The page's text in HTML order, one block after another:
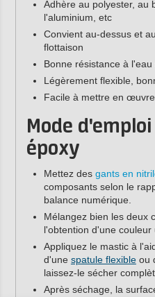
Adhère au polyester, au
l'aluminium, etc
Convient au-dessus et
flottaison
Bonne résistance à
Légèrement flexible,
Facile à mettre en œuvre
Mode
époxy
Mettez des gants en
composants selon le
balance numérique.
Mélangez bien les deux
l'obtention d'une couleur
Appliquez le mastic à
d'une spatule flexibleou
laissez-le sécher
Après séchage, la